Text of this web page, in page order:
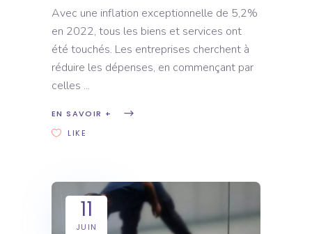
Avec une inflation exceptionnelle de 5,2%
en 2022, tous les biens et services ont
été touchés. Les entreprises cherchent à
réduire les dépenses, en commençant par
celles
EN SAVOIR +
LIKE
11
JUIN